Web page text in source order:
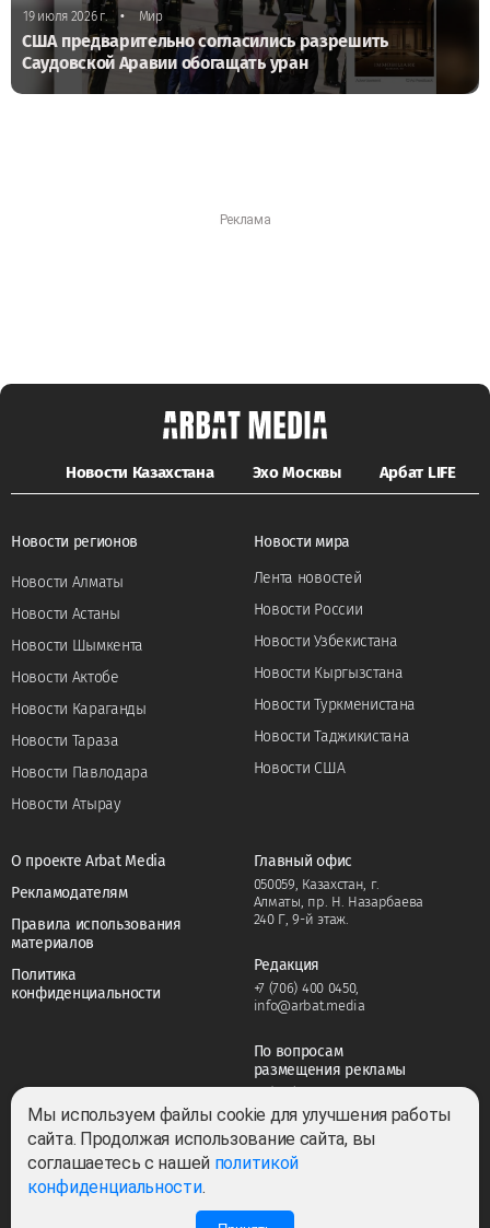
19 июля 2026 г. • Мир
США предварительно согласились разрешить
Саудовской Аравии обогащать уран
Новости Казахстана Эхо Москвы Арбат LIFE
Новости регионов
Новости Алматы
Новости Астаны
Новости Шымкента
Новости Актобе
Новости Караганды
Новости Тараза
Новости Павлодара
Новости Атырау
Новости мира
Лента новостей
Новости России
Новости Узбекистана
Новости Кыргызстана
Новости Туркменистана
Новости Таджикистана
Новости США
О проекте Arbat Media
Рекламодателям
Правила использования
материалов
Политика
конфиденциальности
Главный офис
050059, Казахстан, г.
Алматы, пр. Н. Назарбаева
240 Г, 9-й этаж.
Редакция
+7 (706) 400 0450,
info@arbat.media
По вопросам
размещения рекламы
adv@arbat.media
Мы используем файлы cookie для улучшения работы
сайта. Продолжая использование сайта, вы
соглашаетесь с нашей политикой
конфиденциальности.